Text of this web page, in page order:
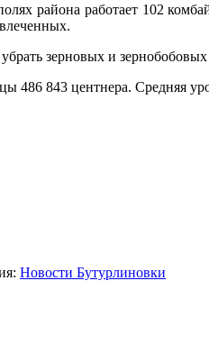
района работает 102
зерновых и
486 843 центнера. Средняя
Новости Бутурлиновки